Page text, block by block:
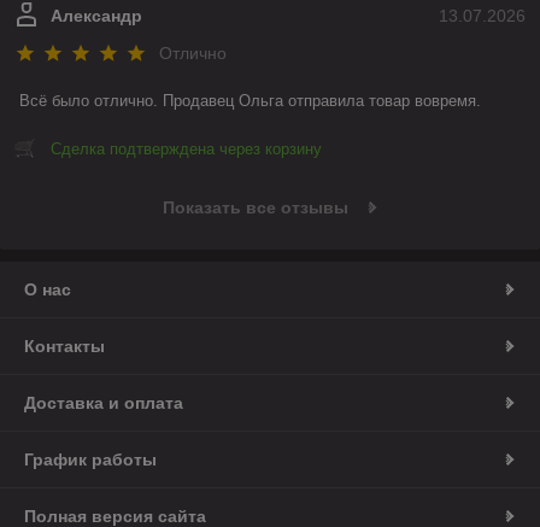
13.07.2026
Александр
Отлично
Всё было отлично. Продавец Ольга отправила товар вовремя.
Сделка подтверждена через корзину
Показать все отзывы
О нас
Контакты
Доставка и оплата
График работы
Полная версия сайта